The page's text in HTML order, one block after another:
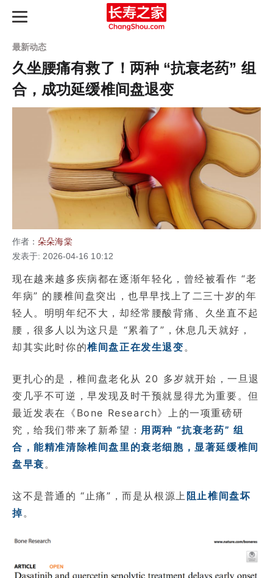
最新动态
长寿指南
知识图谱
产品评测
延寿天梯榜
最新动态
久坐腰痛有救了！两种 “抗衰老药” 组
合，成功延缓椎间盘退变
作者：朵朵海棠
发表于: 2026-04-16 10:12
现在越来越多疾病都在逐渐年轻化，曾经被看作 “老
年病” 的腰椎间盘突出，也早早找上了二三十岁的年
轻人。明明年纪不大，却经常腰酸背痛、久坐直不起
腰，很多人以为这只是 “累着了”，休息几天就好，
却其实此时你的椎间盘正在发生退变。
更扎心的是，椎间盘老化从 20 多岁就开始，一旦退
变几乎不可逆，早发现及时干预就显得尤为重要。但
最近发表在《Bone Research》上的一项重磅研
究，给我们带来了新希望： 用两种 “抗衰老药” 组
合，能精准清除椎间盘里的衰老细胞，显著延缓椎间
盘早衰。
这不是普通的 “止痛”，而是从根源上 阻止椎间盘坏
掉。